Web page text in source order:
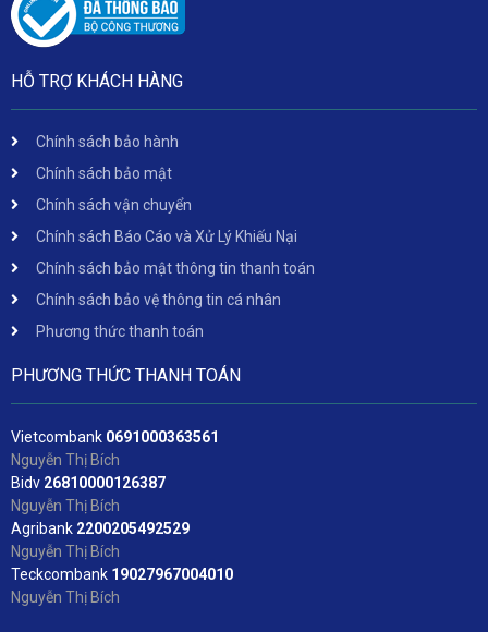
HỖ TRỢ KHÁCH HÀNG
Chính sách bảo hành
Chính sách bảo mật
Chính sách vận chuyển
Chính sách Báo Cáo và Xử Lý Khiếu Nại
Chính sách bảo mật thông tin thanh toán
Chính sách bảo vệ thông tin cá nhân
Phương thức thanh toán
PHƯƠNG THỨC THANH TOÁN
Vietcombank 0691000363561
Nguyễn Thị Bích
Bidv 26810000126387
Nguyễn Thị Bích
Agribank 2200205492529
Nguyễn Thị Bích
Teckcombank 19027967004010
Nguyễn Thị Bích